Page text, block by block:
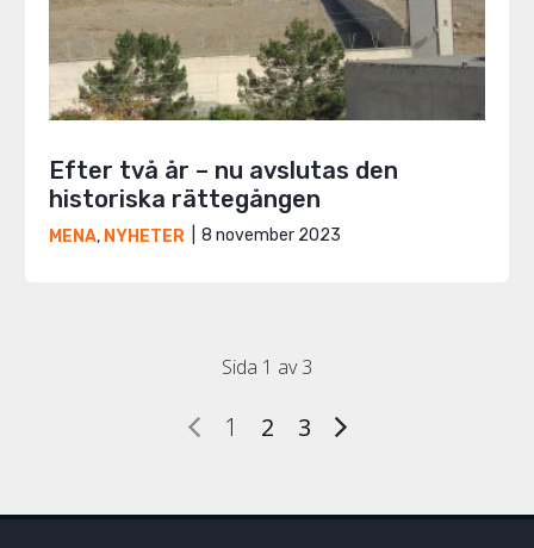
Efter två år – nu avslutas den
historiska rättegången
MENA, NYHETER 8 november 2023
Sida 1 av 3
1 2 3